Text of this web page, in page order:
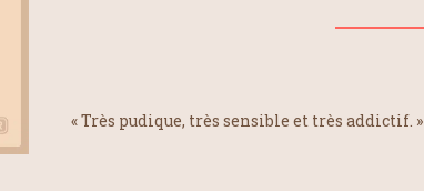
« Très pudique, très sensible et très addictif. »